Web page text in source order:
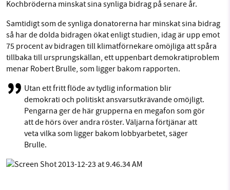
Kochbröderna minskat sina synliga bidrag på senare år.
Samtidigt som de synliga donatorerna har minskat sina bidrag
så har de dolda bidragen ökat enligt studien, idag är upp emot
75 procent av bidragen till klimatförnekare omöjliga att spåra
tillbaka till ursprungskällan, ett uppenbart demokratiproblem
menar Robert Brulle, som ligger bakom rapporten.
Utan ett fritt flöde av tydlig information blir
demokrati och politiskt ansvarsutkrävande omöjligt.
Pengarna ger de här grupperna en megafon som gör
att de hörs över andra röster. Väljarna förtjänar att
veta vilka som ligger bakom lobbyarbetet, säger
Brulle.